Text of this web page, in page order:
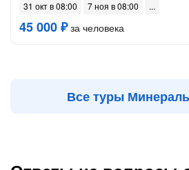
31 окт в 08:00 7 ноя в 08:00
45 000 ₽за человека
Все туры